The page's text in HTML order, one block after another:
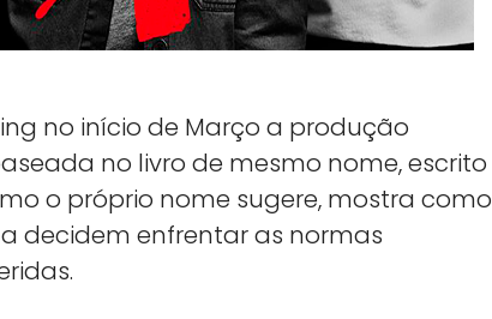
no início de Março a produção
no livro de mesmo nome, escrito
o próprio nome sugere, mostra como
decidem enfrentar as normas